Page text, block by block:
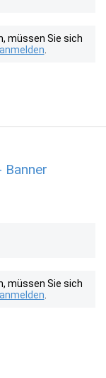
müssen Sie sich
Banner
müssen Sie sich